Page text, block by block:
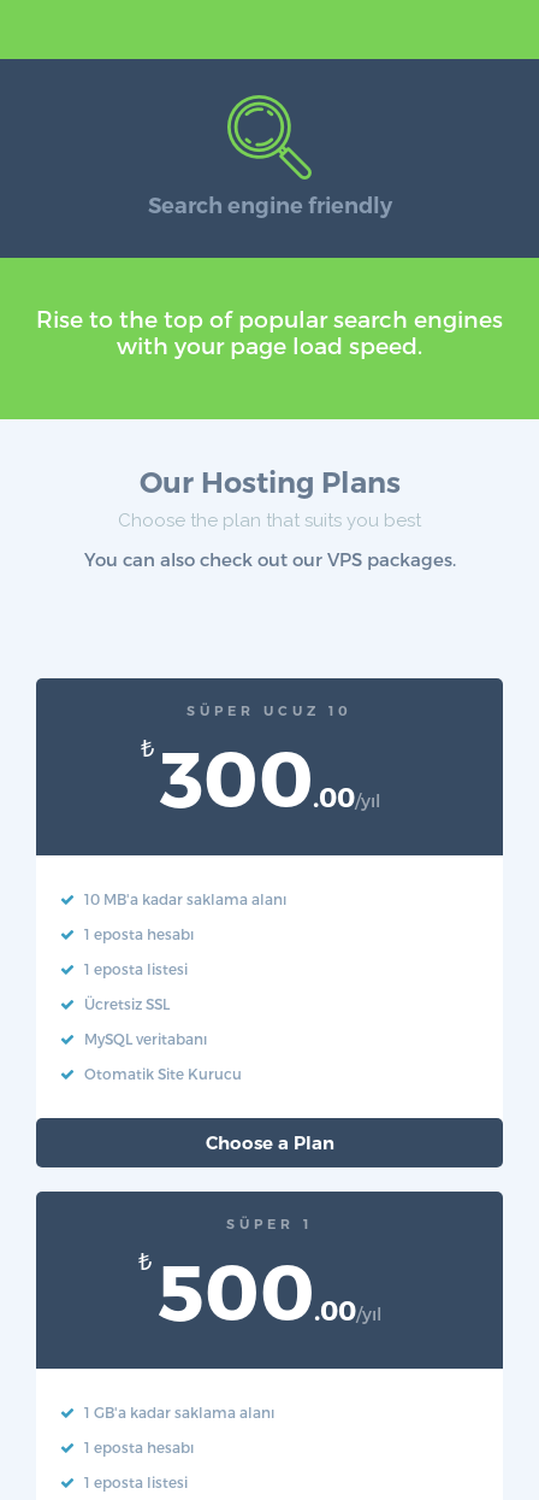
Search engine friendly
Rise to the top of popular search engines
with your page load speed.
Our Hosting Plans
Choose the plan that suits you best
You can also check out our VPS packages.
SÜPER UCUZ 10
₺ 300.00/yıl
10 MB'a kadar saklama alanı
1 eposta hesabı
1 eposta listesi
Ücretsiz SSL
MySQL veritabanı
Otomatik Site Kurucu
Choose a Plan
SÜPER 1
₺ 500.00/yıl
1 GB'a kadar saklama alanı
1 eposta hesabı
1 eposta listesi